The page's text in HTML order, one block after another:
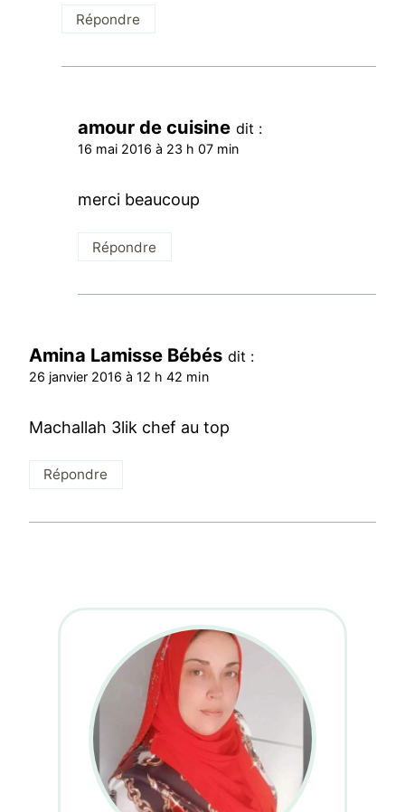
Répondre
amour de cuisine dit :
16 mai 2016 à 23 h 07 min
merci beaucoup
Répondre
Amina Lamisse Bébés dit :
26 janvier 2016 à 12 h 42 min
Machallah 3lik chef au top
Répondre